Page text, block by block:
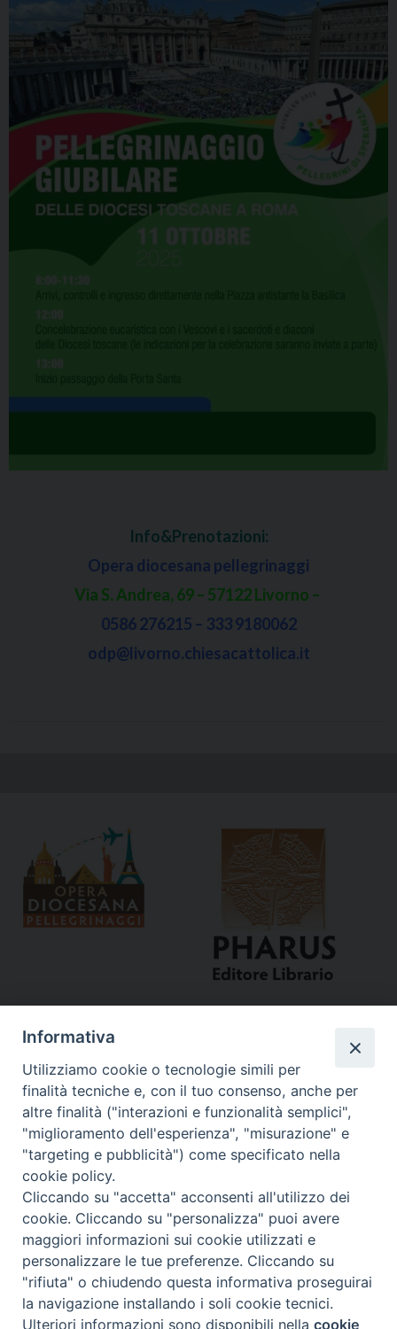
Info&Prenotazioni:
Opera diocesana pellegrinaggi
Via S. Andrea, 69 – 57122 Livorno –
0586 276215 – 333 9180062
odp@livorno.chiesacattolica.it
Curia
Via del Seminario, 61 - 57122 Livorno LI
Tel. 0586 276211
Fax 0586 276243
segreve@livorno.chiesacattolica.it
Copyright © Diocesi Livorno
Informativa
Utilizziamo cookie o tecnologie simili per
finalità tecniche e, con il tuo consenso, anche per
altre finalità ("interazioni e funzionalità semplici",
"miglioramento dell'esperienza", "misurazione" e
"targeting e pubblicità") come specificato nella
cookie policy.
Cliccando su "accetta" acconsenti all'utilizzo dei
cookie. Cliccando su "personalizza" puoi avere
maggiori informazioni sui cookie utilizzati e
personalizzare le tue preferenze. Cliccando su
"rifiuta" o chiudendo questa informativa proseguirai
la navigazione installando i soli cookie tecnici.
Ulteriori informazioni sono disponibili nellacookie